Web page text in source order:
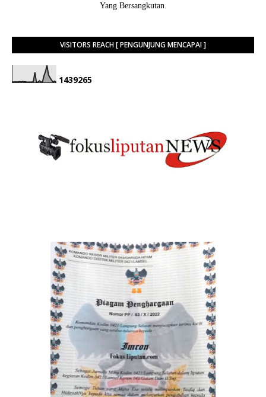
Yang Bersangkutan.
VISITORS REACH [ PENGUNJUNG MENCAPAI ]
1439265